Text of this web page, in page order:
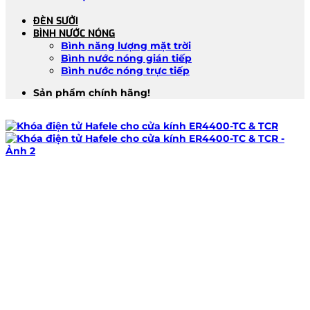
ĐÈN SƯỞI
BÌNH NƯỚC NÓNG
Bình năng lượng mặt trời
Bình nước nóng gián tiếp
Bình nước nóng trực tiếp
Sản phẩm chính hãng!